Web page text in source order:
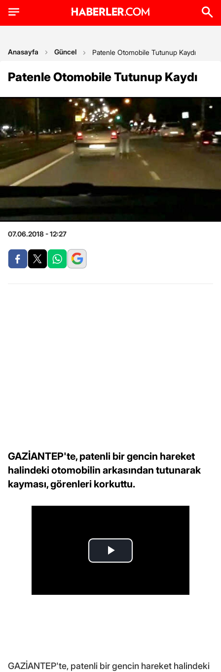
Anasayfa Güncel Patenle Otomobile Tutunup Kaydı
Patenle Otomobile Tutunup Kaydı
07.06.2018 - 12:27
GAZİANTEP'te, patenli bir gencin hareket
halindeki otomobilin arkasından tutunarak
kayması, görenleri korkuttu.
GAZİANTEP'te, patenli bir gencin hareket halindeki